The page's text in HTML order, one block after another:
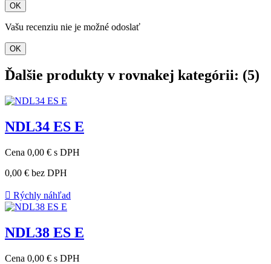
OK
Vašu recenziu nie je možné odoslať
OK
Ďalšie produkty v rovnakej kategórii: (5)
NDL34 ES E
Cena 0,00 € s DPH
0,00 € bez DPH
 Rýchly náhľad
NDL38 ES E
Cena 0,00 € s DPH